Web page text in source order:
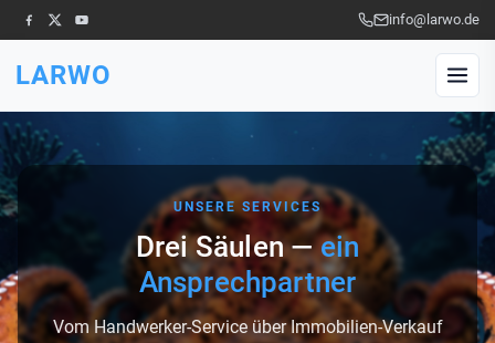
info@larwo.de
LARWO
UNSERE SERVICES
Drei Säulen —ein
Ansprechpartner
Vom Handwerker-Service über Immobilien-Verkauf